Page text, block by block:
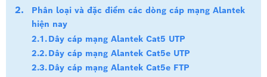
Phân loại và đặc điểm các dòng cáp mạng Alantek
hiện nay
Dây cáp mạng Alantek Cat5 UTP
Dây cáp mạng Alantek Cat5e UTP
Dây cáp mạng Alantek Cat5e FTP